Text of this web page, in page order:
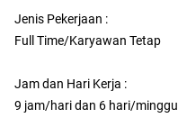
Jenis Pekerjaan :
Full Time/Karyawan Tetap
Jam dan Hari Kerja :
9 jam/hari dan 6 hari/minggu